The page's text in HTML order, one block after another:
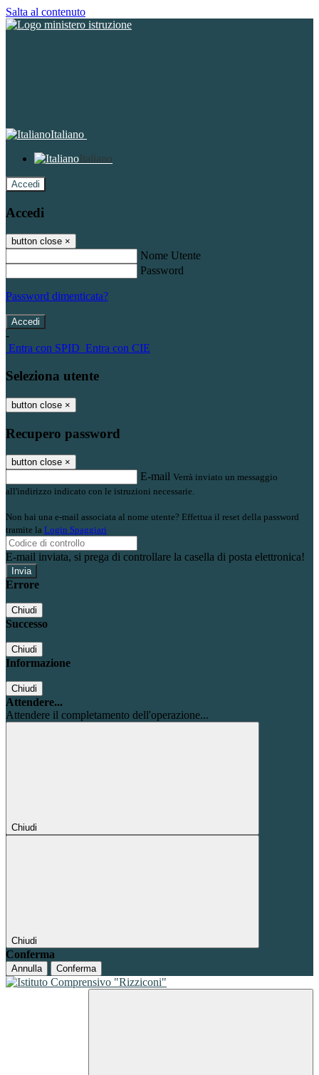
Salta al contenuto
Italiano
Italiano
Accedi
Accedi
button close ×
Nome Utente
Password
Password dimenticata?
-
Entra con SPID Entra con CIE
Seleziona utente
button close ×
Recupero password
button close ×
E-mail Verrà inviato un messaggio
all'indirizzo indicato con le istruzioni necessarie.
Non hai una e-mail associata al nome utente? Effettua il reset della password
tramite la Login Spaggiari
E-mail inviata, si prega di controllare la casella di posta elettronica!
Errore
Chiudi
Successo
Chiudi
Informazione
Chiudi
Attendere...
Attendere il completamento dell'operazione...
Chiudi
Chiudi
Conferma
Annulla Conferma